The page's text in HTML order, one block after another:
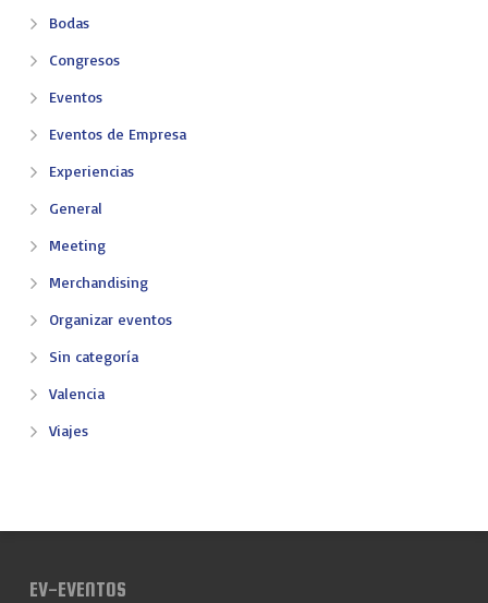
Bodas
Congresos
Eventos
Eventos de Empresa
Experiencias
General
Meeting
Merchandising
Organizar eventos
Sin categoría
Valencia
Viajes
EV-EVENTOS